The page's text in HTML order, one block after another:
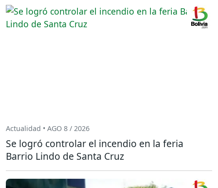
Actualidad • AGO 8 / 2026
Se logró controlar el incendio en la feria
Barrio Lindo de Santa Cruz